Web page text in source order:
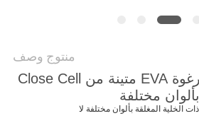
منتوج وصف
مصدات مملوءة برغوة EVA متينة من Close Cell
بألوان مختلفة